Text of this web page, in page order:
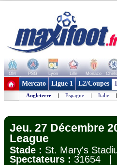
OM PSG Lyon Lille Monaco
+ de clubs
Mercato Ligue 1 L2/Coupes
Angleterre | Espagne | Italie |
Jeu. 27 Décembre
League
Stade : St. Mary's
Spectateurs : 31654 |